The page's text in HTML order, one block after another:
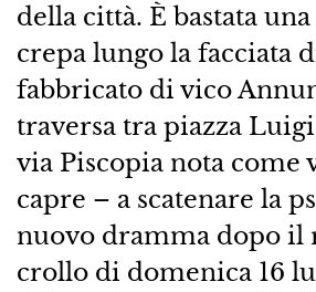
della città. È bastata
crepa lungo la facciata
fabbricato di vico
traversa tra piazza
via Piscopia nota come
capre – a scatenare la
nuovo dramma dopo il
crollo di domenica 16